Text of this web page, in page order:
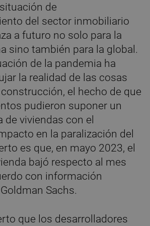
de
del sector inmobiliario
a futuro no solo para la
sino también para la global.
de la pandemia ha
la realidad de las cosas
el hecho de que
pudieron suponer un
de viviendas con el
en la paralización del
es que, en mayo 2023, el
bajó respecto al mes
con información
Sachs.
que los desarrolladores